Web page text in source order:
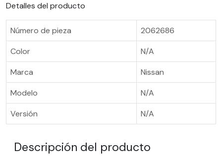
Detalles del producto
Número de pieza
2062686
Color
N/A
Marca
Nissan
Modelo
N/A
Versión
N/A
Descripción del producto